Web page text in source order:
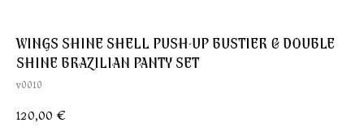
WINGS SHINE SHELL PUSH-UP BUSTIER & DOUBLE
SHINE BRAZILIAN PANTY SET
v0010
120,00 €